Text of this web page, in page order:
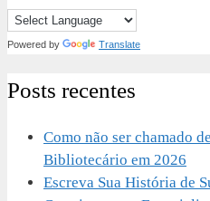
Powered by Translate
Posts recentes
Como não ser chamado
Bibliotecário em 2026
Escreva Sua História de